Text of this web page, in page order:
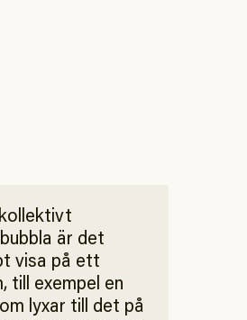
är det
visa på ett
till exempel en
lyxar till det på